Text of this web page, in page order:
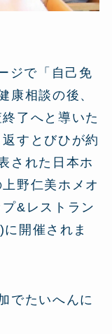
ジで「自己免
康相談の後、
了へと導いた
すとびひが約
された日本ホ
野仁美ホメオ
&レストラン
開催されま
でたいへんに